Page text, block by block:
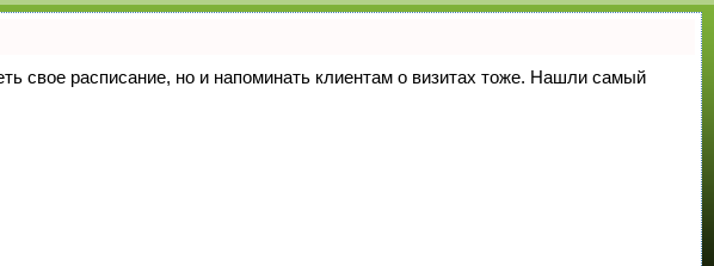
свое расписание, но и напоминать клиентам о визитах тоже. Нашли самый